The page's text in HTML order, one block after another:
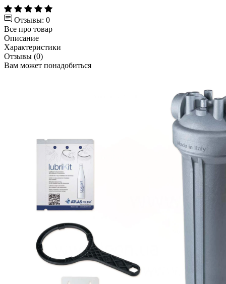
Отзывы: 0
Все про товар
Описание
Характеристики
Отзывы (0)
Вам может понадобиться